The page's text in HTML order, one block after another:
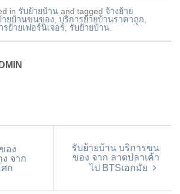
in รับย้ายบ้าน and tagged จ้างย้าย
ายบ้านขนของ, บริการย้ายบ้านราคาถูก,
รย้ายเฟอร์นิเจอร์, รับย้ายบ้าน.
อง
จาก
ศก
รับย้ายบ้าน บริการขน
ของ จาก ลาดปลาเค้า
ไป BTSเอกมัย